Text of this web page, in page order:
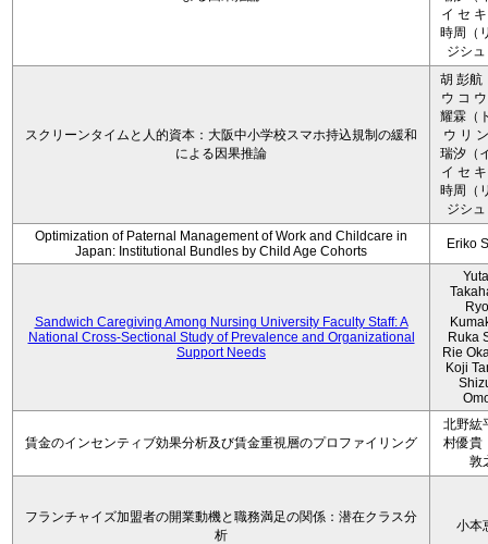
イ セ
時周（
ジシ
スクリーンタイムと人的資本：大阪中小学校スマホ持込規制の緩和
による因果推論
胡 彭航
ウ コ
耀霖（
ウ リ
瑞汐（
イ セ
時周（
ジシ
Optimization of Paternal Management of Work and Childcare in
Japan: Institutional Bundles by Child Age Cohorts
Eriko
Sandwich Caregiving Among Nursing University Faculty Staff: A
National Cross-Sectional Study of Prevalence and Organizational
Support Needs
Ruka
Rie
Koji
賃金のインセンティブ効果分析及び賃金重視層のプロファイリング
北野紘
村優貴
敦
フランチャイズ加盟者の開業動機と職務満足の関係：潜在クラス分
析
小本